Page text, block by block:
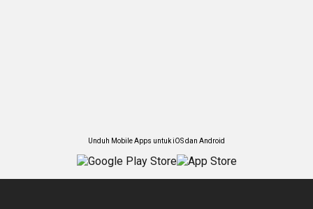
Unduh Mobile Apps untuk iOS dan Android